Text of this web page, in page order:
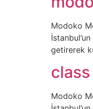
Modoko
getirerek
Modoko